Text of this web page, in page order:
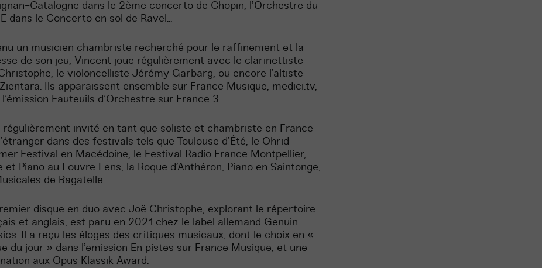
Catalogne dans le 2ème concerto de Chopin, l’Orchestre du
dans le Concerto en sol de Ravel...
un musicien chambriste recherché pour le raffinement et la
de son jeu, Vincent joue régulièrement avec le clarinettiste
le violoncelliste Jérémy Garbarg, ou encore l’altiste
Zientara. Ils apparaissent ensemble sur France Musique, medici.tv,
l’émission Fauteuils d’Orchestre sur France 3...
régulièrement invité en tant que soliste et chambriste en France
dans des festivals tels que Toulouse d’Été, le Ohrid
Festival en Macédoine, le Festival Radio France Montpellier,
et Piano au Louvre Lens, la Roque d’Anthéron, Piano en Saintonge,
de Bagatelle...
disque en duo avec Joë Christophe, explorant le répertoire
et anglais, est paru en 2021 chez le label allemand Genuin
Il a reçu les éloges des critiques musicaux, dont le choix en «
du jour » dans l’emission En pistes sur France Musique, et une
aux Opus Klassik Award.